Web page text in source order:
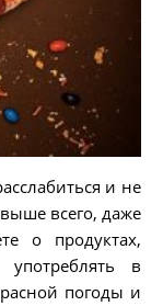
и не
всего, даже
о продуктах,
в
погоды и